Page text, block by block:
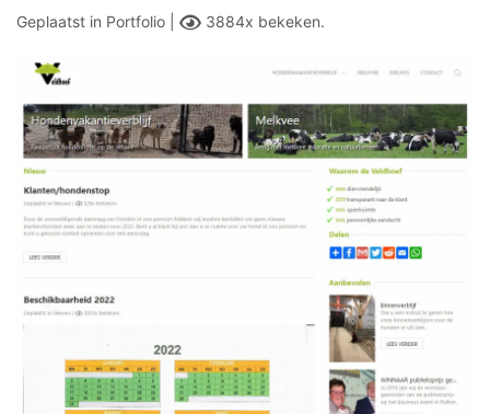
Geplaatst in Portfolio | 3884x bekeken.